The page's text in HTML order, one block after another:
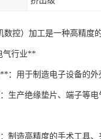
数控）加工是一种高精度
气行业**
用于制造电子设备的外
产绝缘垫片、端子等电
造高精度的手术工具、